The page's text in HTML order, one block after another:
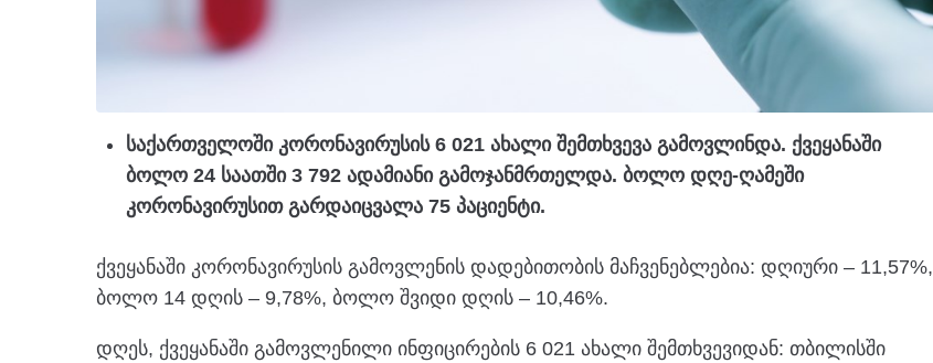
საქართველოში კორონავირუსის 6 021 ახალი შემთხვევა გამოვლინდა. ქვეყანაში
ბოლო 24 საათში 3 792 ადამიანი გამოჯანმრთელდა. ბოლო დღე-ღამეში
კორონავირუსით გარდაიცვალა 75 პაციენტი.
ქვეყანაში კორონავირუსის გამოვლენის დადებითობის მაჩვენებლებია: დღიური – 11,57%,
ბოლო 14 დღის – 9,78%, ბოლო შვიდი დღის – 10,46%.
დღეს, ქვეყანაში გამოვლენილი ინფიცირების 6 021 ახალი შემთხვევიდან: თბილისში